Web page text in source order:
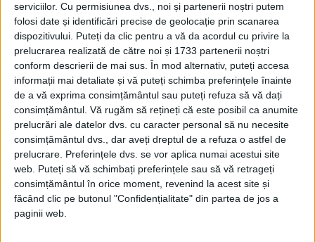
serviciilor. Cu permisiunea dvs., noi și partenerii noștri putem
folosi date și identificări precise de geolocație prin scanarea
dispozitivului. Puteți da clic pentru a vă da acordul cu privire la
prelucrarea realizată de către noi și 1733 partenerii noștri
conform descrierii de mai sus. În mod alternativ, puteți accesa
informații mai detaliate și vă puteți schimba preferințele înainte
de a vă exprima consimțământul sau puteți refuza să vă dați
consimțământul. Vă rugăm să rețineți că este posibil ca anumite
prelucrări ale datelor dvs. cu caracter personal să nu necesite
consimțământul dvs., dar aveți dreptul de a refuza o astfel de
prelucrare. Preferințele dvs. se vor aplica numai acestui site
web. Puteți să vă schimbați preferințele sau să vă retrageți
consimțământul în orice moment, revenind la acest site și
făcând clic pe butonul "Confidențialitate" din partea de jos a
paginii web.
ARTICOLE ONLINE
Cum au ajuns primii oameni în America? Teoriile care
încearcă să scoată la iveală adevărul
Au ajuns oamenii în Americi după ce au mers pe jos - sau
după ce au...